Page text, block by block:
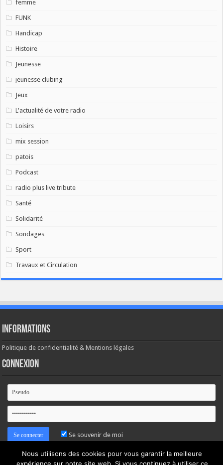
femme
FUNK
Handicap
Histoire
Jeunesse
jeunesse clubing
Jeux
L'actualité de votre radio
Loisirs
mix session
patois
Podcast
radio plus live tribute
Santé
Solidarité
Sondages
Sport
Travaux et Circulation
Informations
Politique de confidentialité & Mentions légales
Connexion
Se souvenir de moi
Mot de passe oublié ?
Nous utilisons des cookies pour vous garantir la meilleure